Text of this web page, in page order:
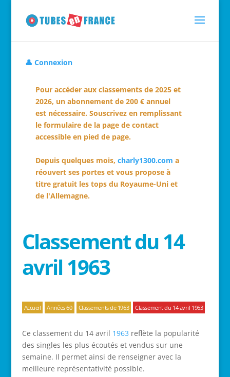
👤 Connexion
Pour accéder aux classements de 2025 et
2026, un abonnement de 200 € annuel
est nécessaire. Souscrivez en remplissant
le formulaire de la page de contact
accessible en pied de page.
Depuis quelques mois, charly1300.com a
réouvert ses portes et vous propose à
titre gratuit les tops du Royaume-Uni et
de l'Allemagne.
Classement du 14
avril 1963
Accueil Années 60 Classements de 1963 Classement du 14 avril 1963
Ce classement du 14 avril 1963 reflète la popularité
des singles les plus écoutés et vendus sur une
semaine. Il permet ainsi de renseigner avec la
meilleure représentativité possible.